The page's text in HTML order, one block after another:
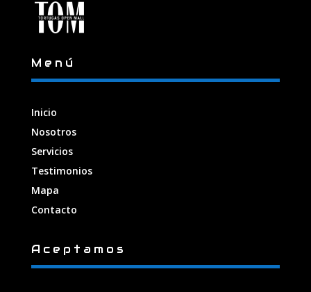
Menú
Inicio
Nosotros
Servicios
Testimonios
Mapa
Contacto
Aceptamos